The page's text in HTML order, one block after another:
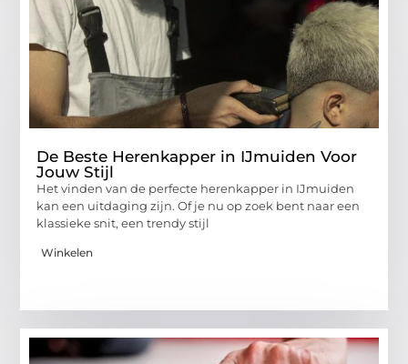
De Beste Herenkapper in IJmuiden Voor
Jouw Stijl
Het vinden van de perfecte herenkapper in IJmuiden
kan een uitdaging zijn. Of je nu op zoek bent naar een
klassieke snit, een trendy stijl
Winkelen